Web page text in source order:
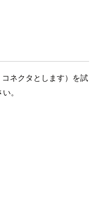
ネクタとします）を試
。